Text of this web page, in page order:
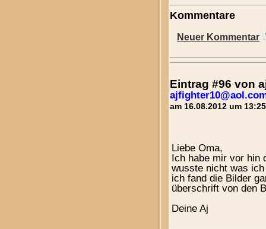
Kommentare
Neuer Kommentar
Eintrag #96 von
am 16.08.2012 um
Liebe Oma,
Ich habe mir vor hin
wusste nicht was
ich fand die Bilder
überschrift von den
Deine Aj